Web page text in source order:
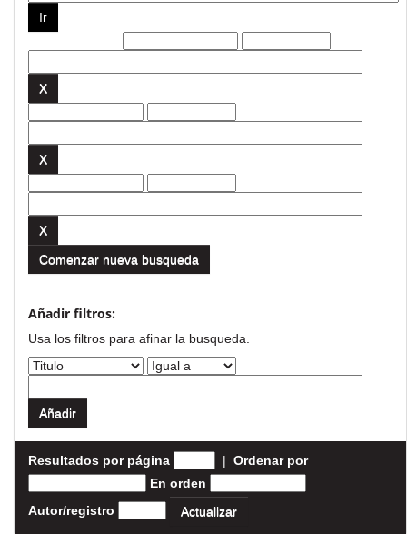
Comenzar nueva busqueda
Añadir filtros:
Usa los filtros para afinar la busqueda.
Resultados por página | Ordenar por
En orden
Autor/registro